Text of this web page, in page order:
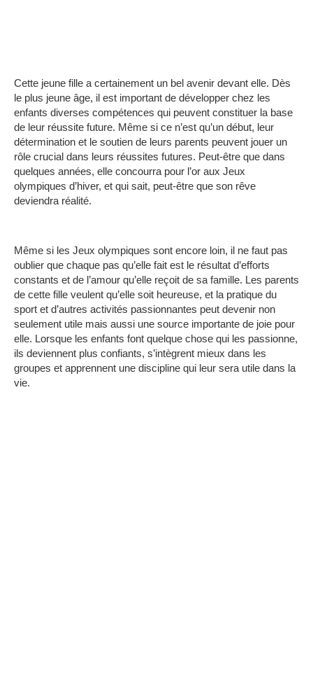
Cette jeune fille a certainement un bel avenir devant elle. Dès
le plus jeune âge, il est important de développer chez les
enfants diverses compétences qui peuvent constituer la base
de leur réussite future. Même si ce n’est qu’un début, leur
détermination et le soutien de leurs parents peuvent jouer un
rôle crucial dans leurs réussites futures. Peut-être que dans
quelques années, elle concourra pour l’or aux Jeux
olympiques d’hiver, et qui sait, peut-être que son rêve
deviendra réalité.
Même si les Jeux olympiques sont encore loin, il ne faut pas
oublier que chaque pas qu’elle fait est le résultat d’efforts
constants et de l’amour qu’elle reçoit de sa famille. Les parents
de cette fille veulent qu’elle soit heureuse, et la pratique du
sport et d’autres activités passionnantes peut devenir non
seulement utile mais aussi une source importante de joie pour
elle. Lorsque les enfants font quelque chose qui les passionne,
ils deviennent plus confiants, s’intègrent mieux dans les
groupes et apprennent une discipline qui leur sera utile dans la
vie.